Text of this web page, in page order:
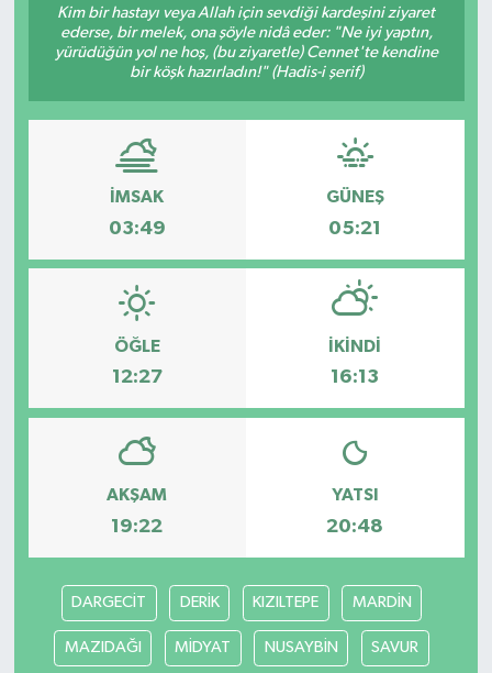
Kim bir hastayı veya Allah için sevdiği kardeşini ziyaret
ederse, bir melek, ona şöyle nidâ eder: "Ne iyi yaptın,
yürüdüğün yol ne hoş, (bu ziyaretle) Cennet'te kendine
bir köşk hazırladın!" (Hadis-i şerif)
İMSAK
03:49
GÜNEŞ
05:21
ÖĞLE
12:27
İKINDI
16:13
AKŞAM
19:22
YATSI
20:48
DARGECİT DERİK KIZILTEPE MARDİN
MAZIDAĞI MİDYAT NUSAYBİN SAVUR
Gündem
Kültür Sanat
Magazin
Otomobil
Politika
Sağlık
Spor
Tarım ve Ekonomi